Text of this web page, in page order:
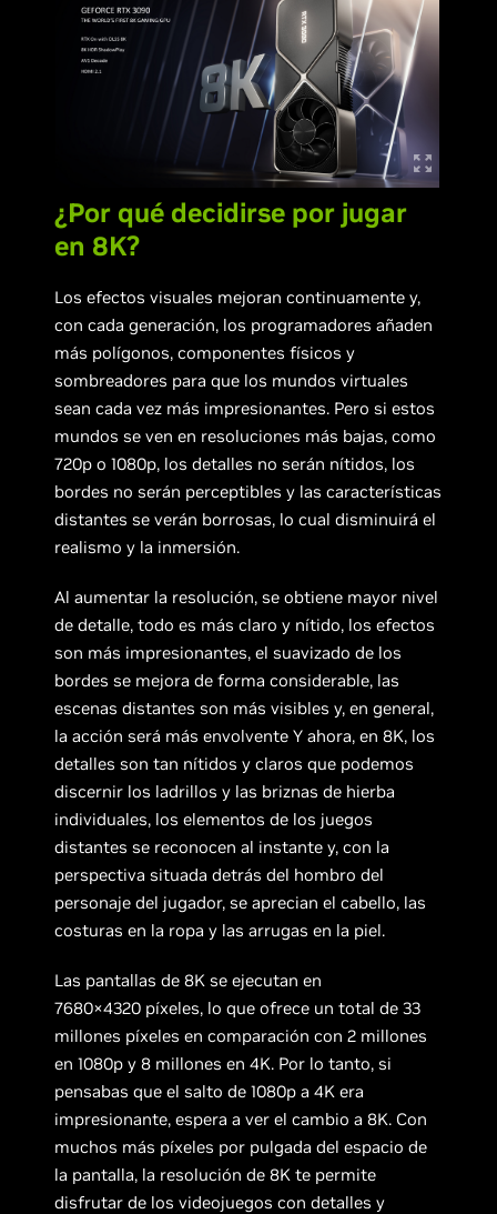
¿Por qué decidirse por jugar
en 8K?
Los efectos visuales mejoran continuamente y,
con cada generación, los programadores añaden
más polígonos, componentes físicos y
sombreadores para que los mundos virtuales
sean cada vez más impresionantes. Pero si estos
mundos se ven en resoluciones más bajas, como
720p o 1080p, los detalles no serán nítidos, los
bordes no serán perceptibles y las características
distantes se verán borrosas, lo cual disminuirá el
realismo y la inmersión.
Al aumentar la resolución, se obtiene mayor nivel
de detalle, todo es más claro y nítido, los efectos
son más impresionantes, el suavizado de los
bordes se mejora de forma considerable, las
escenas distantes son más visibles y, en general,
la acción será más envolvente Y ahora, en 8K, los
detalles son tan nítidos y claros que podemos
discernir los ladrillos y las briznas de hierba
individuales, los elementos de los juegos
distantes se reconocen al instante y, con la
perspectiva situada detrás del hombro del
personaje del jugador, se aprecian el cabello, las
costuras en la ropa y las arrugas en la piel.
Las pantallas de 8K se ejecutan en
7680×4320 píxeles, lo que ofrece un total de 33
millones píxeles en comparación con 2 millones
en 1080p y 8 millones en 4K. Por lo tanto, si
pensabas que el salto de 1080p a 4K era
impresionante, espera a ver el cambio a 8K. Con
muchos más píxeles por pulgada del espacio de
la pantalla, la resolución de 8K te permite
disfrutar de los videojuegos con detalles y